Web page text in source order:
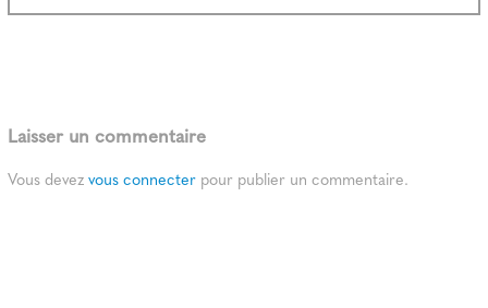
Laisser un commentaire
Vous devezvous connecter pour publier un commentaire.